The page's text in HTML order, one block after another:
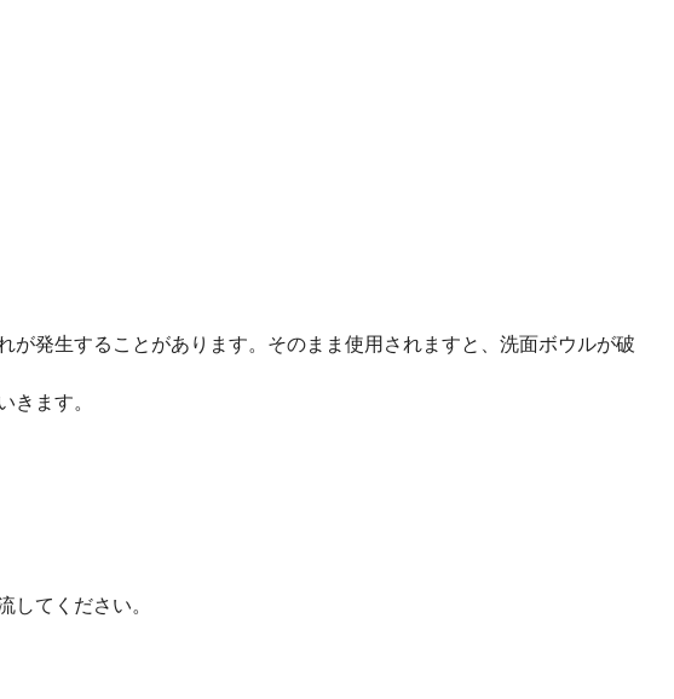
発生することがあります。そのまま使用されますと、洗面ボウルが破
きます。
してください。